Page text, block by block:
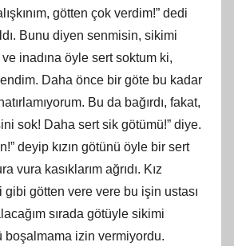
götten çok verdim!” dedi
Bunu diyen senmisin, sikimi
inadına öyle sert soktum ki,
Daha önce bir göte bu kadar
Bu da bağırdı, fakat,
sok! Daha sert sik götümü!” diye.
deyip kızın götünü öyle bir sert
vura kasıklarım ağrıdı. Kız
götten vere vere bu işin ustası
sırada götüyle sikimi
boşalmama izin vermiyordu.